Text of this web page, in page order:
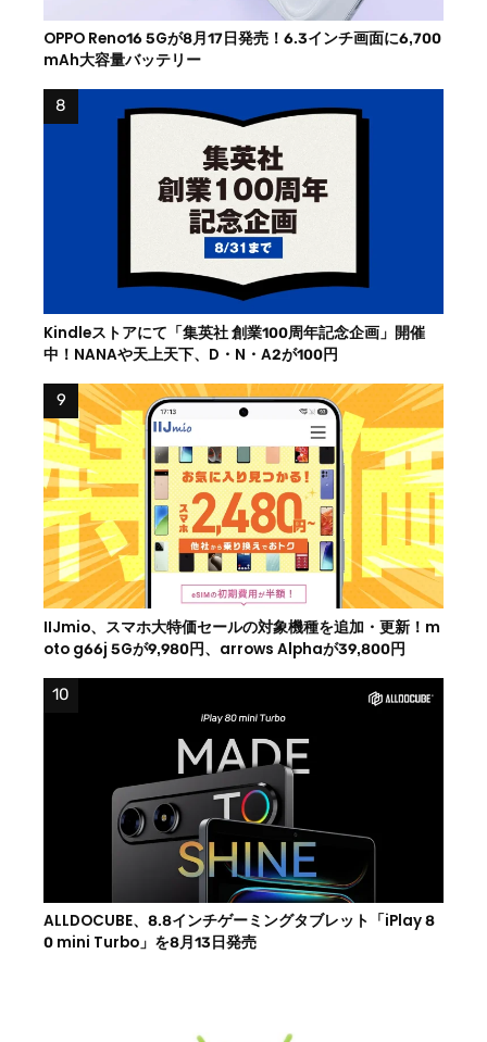
OPPO Reno16 5Gが8月17日発売！6.3インチ画面に6,700
mAh大容量バッテリー
Kindleストアにて「集英社 創業100周年記念企画」開催
中！NANAや天上天下、D・N・A2が100円
IIJmio、スマホ大特価セールの対象機種を追加・更新！m
oto g66j 5Gが9,980円、arrows Alphaが39,800円
ALLDOCUBE、8.8インチゲーミングタブレット「iPlay 8
0 mini Turbo」を8月13日発売